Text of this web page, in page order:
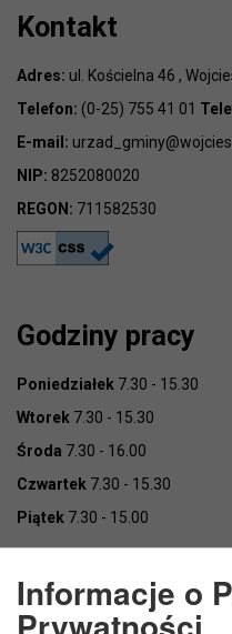
Kontakt
Adres: ul. Kościelna 46 ,
Telefon: (0-25) 755 41 01
E-mail:
NIP: 8252080020
REGON: 711582530
Godziny pracy
Poniedziałek 7.30 - 15.30
Wtorek 7.30 - 15.30
Środa 7.30 - 16.00
Czwartek 7.30 - 15.30
Piątek 7.30 - 15.00
Informacje o